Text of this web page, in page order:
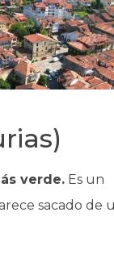
verde. Es un
sacado de